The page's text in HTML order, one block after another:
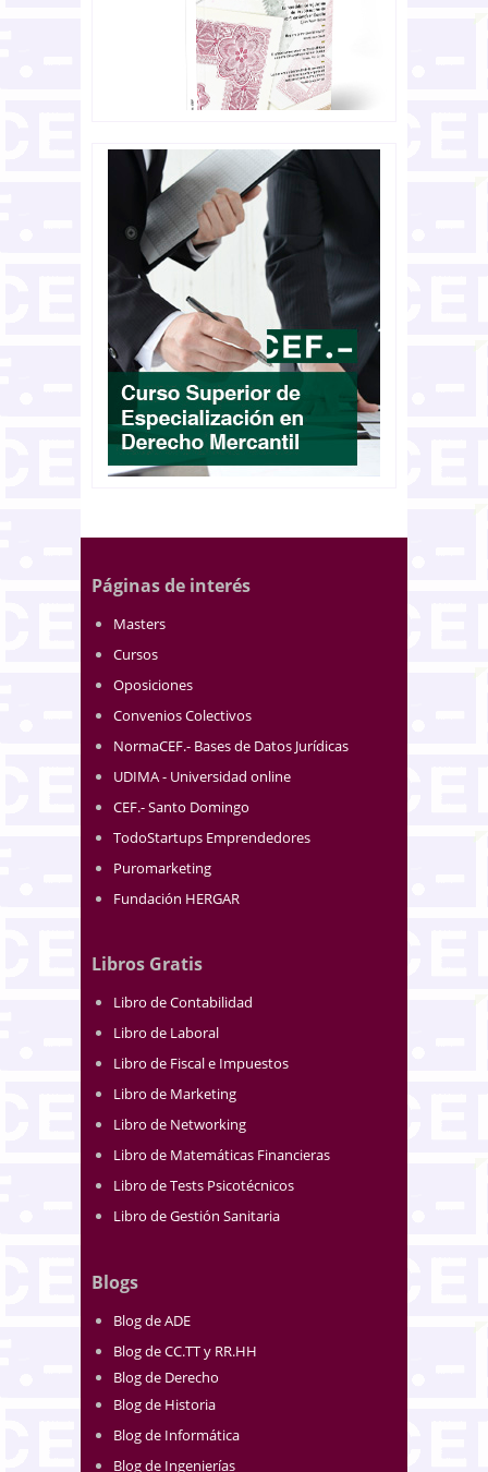
Páginas de interés
Masters
Cursos
Oposiciones
Convenios Colectivos
NormaCEF.- Bases de Datos Jurídicas
UDIMA - Universidad online
CEF.- Santo Domingo
TodoStartups Emprendedores
Puromarketing
Fundación HERGAR
Libros Gratis
Libro de Contabilidad
Libro de Laboral
Libro de Fiscal e Impuestos
Libro de Marketing
Libro de Networking
Libro de Matemáticas Financieras
Libro de Tests Psicotécnicos
Libro de Gestión Sanitaria
Blogs
Blog de ADE
Blog de CC.TT y RR.HH
Blog de Derecho
Blog de Historia
Blog de Informática
Blog de Ingenierías